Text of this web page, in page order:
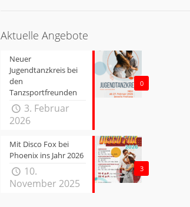
Aktuelle Angebote
0
Neuer
Jugendtanzkreis bei
den
Tanzsportfreunden
3. Februar
2026
3
Mit Disco Fox bei
Phoenix ins Jahr 2026
10.
November 2025